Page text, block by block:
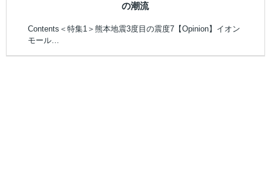
の潮流
Contents＜特集1＞熊本地震3度目の震度7【Opinion】イオン
モール…